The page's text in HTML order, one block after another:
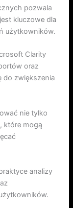
pozwala
kluczowe dla
użytkowników.
Clarity
oraz
do zwiększenia
nie tylko
które mogą
analizy